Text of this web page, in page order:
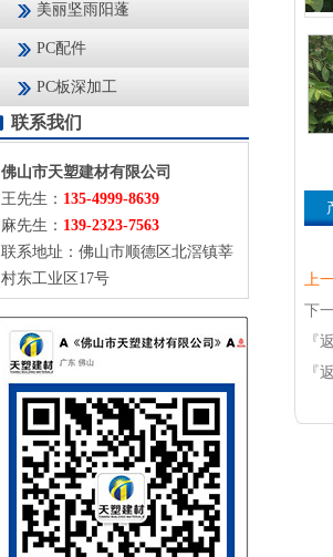
美丽坚雨阳蓬
PC配件
PC板深加工
联系我们
佛山市天塑建材有限公司
王先生： 135-4999-8639
麻先生： 139-2323-7563
联系地址：佛山市顺德区北滘镇莘
村东工业区17号
上
下
『
『